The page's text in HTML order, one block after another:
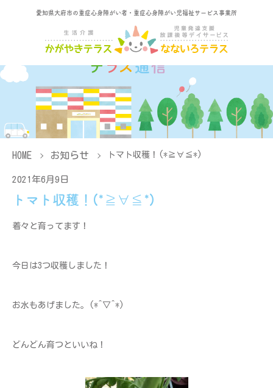
愛知県大府市の重症心身障がい者・重症心身障がい児福祉サービス事業所
HOME お知らせ トマト収穫！(*≧∀≦*)
2021年6月9日
トマト収穫！(*≧∀≦*)
着々と育ってます！
今日は3つ収穫しました！
お水もあげました。(*^▽^*)
どんどん育つといいね！